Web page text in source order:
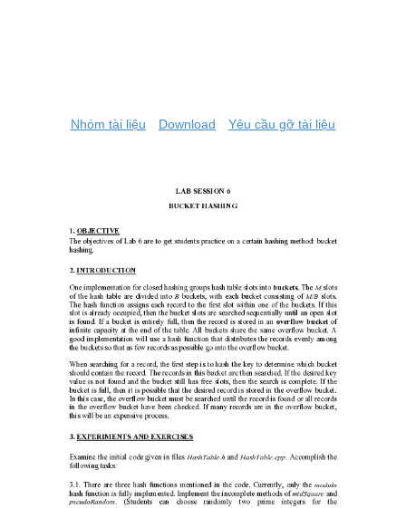
Nhóm tài liệu Download Yêu cầu gỡ tài liệu